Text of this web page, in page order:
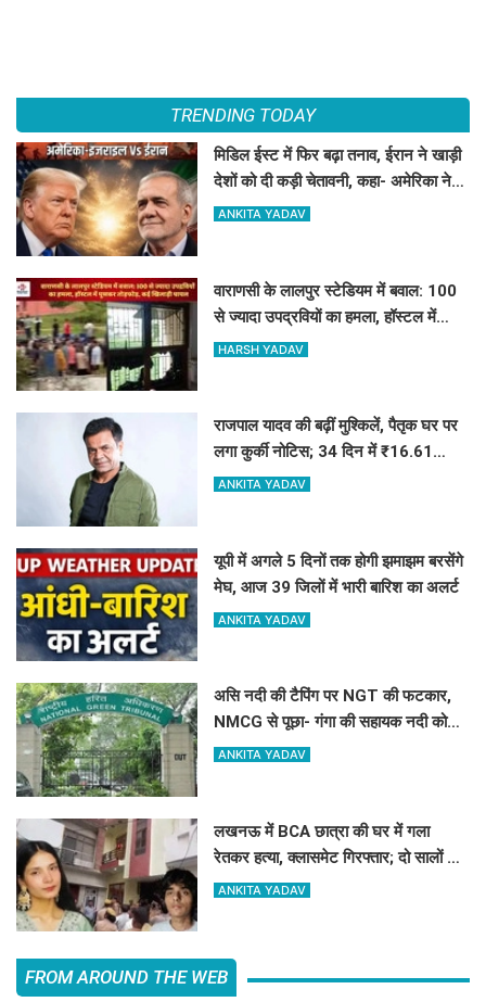
TRENDING TODAY
मिडिल ईस्ट में फिर बढ़ा तनाव, ईरान ने खाड़ी
देशों को दी कड़ी चेतावनी, कहा- अमेरिका ने
अटैक किया तो...
ANKITA YADAV
वाराणसी के लालपुर स्टेडियम में बवाल: 100
से ज्यादा उपद्रवियों का हमला, हॉस्टल में
घुसकर तोड़फोड़, कई खिलाड़ी घायल
HARSH YADAV
राजपाल यादव की बढ़ीं मुश्किलें, पैतृक घर पर
लगा कुर्की नोटिस; 34 दिन में ₹16.61
करोड़ नहीं चुकाए तो होगी नीलामी
ANKITA YADAV
यूपी में अगले 5 दिनों तक होगी झमाझम बरसेंगे
मेघ, आज 39 जिलों में भारी बारिश का अलर्ट
ANKITA YADAV
असि नदी की टैपिंग पर NGT की फटकार,
NMCG से पूछा- गंगा की सहायक नदी को
नाला कैसे बनाया?
ANKITA YADAV
लखनऊ में BCA छात्रा की घर में गला
रेतकर हत्या, क्लासमेट गिरफ्तार; दो सालों से
था अफेयर
ANKITA YADAV
FROM AROUND THE WEB